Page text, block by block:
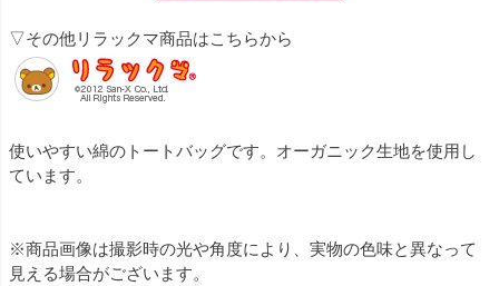
▽その他リラックマ商品はこちらから
使いやすい綿のトートバッグです。オーガニック生地を使用し
ています。
※商品画像は撮影時の光や角度により、実物の色味と異なって
見える場合がございます。